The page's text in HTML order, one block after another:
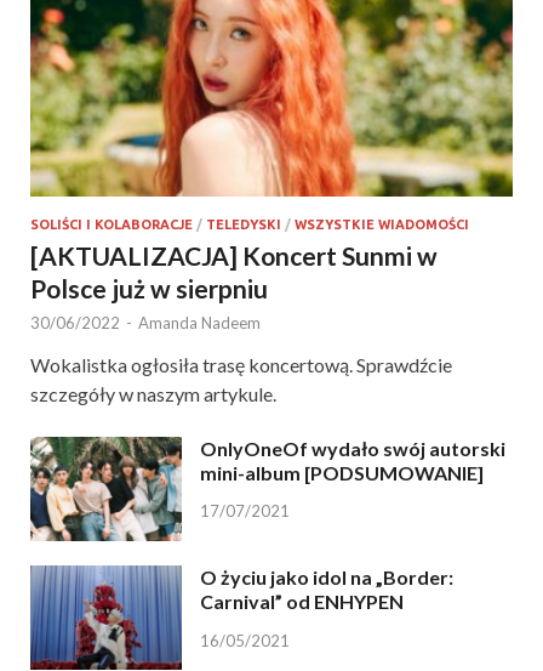
SOLIŚCI I KOLABORACJE / TELEDYSKI / WSZYSTKIE WIADOMOŚCI
[AKTUALIZACJA] Koncert Sunmi w
Polsce już w sierpniu
30/06/2022 - Amanda Nadeem
Wokalistka ogłosiła trasę koncertową. Sprawdźcie
szczegóły w naszym artykule.
OnlyOneOf wydało swój autorski
mini-album [PODSUMOWANIE]
17/07/2021
O życiu jako idol na „Border:
Carnival” od ENHYPEN
16/05/2021